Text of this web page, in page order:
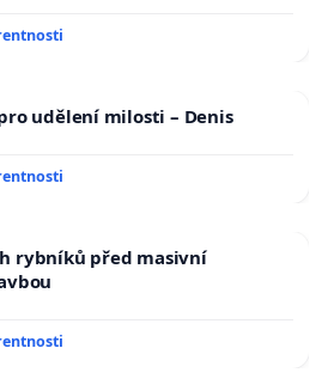
udělení milosti – Denis
rybníků před masivní